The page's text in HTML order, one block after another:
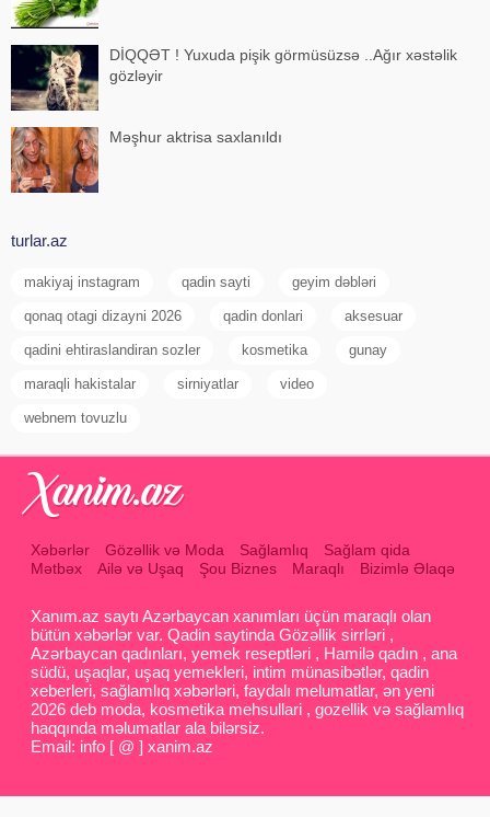
DİQQƏT ! Yuxuda pişik görmüsüzsə ..Ağır xəstəlik
gözləyir
Məşhur aktrisa saxlanıldı
turlar.az
makiyaj instagram qadin sayti geyim dəbləri
qonaq otagi dizayni 2026 qadin donlari aksesuar
qadini ehtiraslandiran sozler kosmetika gunay
maraqli hakistalar sirniyatlar video
webnem tovuzlu
Xəbərlər Gözəllik və Moda Sağlamlıq
Sağlam qida
Mətbəx
Ailə və Uşaq Şou Biznes Maraqlı Bizimlə Əlaqə
Xanım.az saytı Azərbaycan xanımları üçün maraqlı olan
bütün xəbərlər var. Qadin saytinda Gözəllik sirrləri ,
Azərbaycan qadınları, yemek reseptləri , Hamilə qadın , ana
südü, uşaqlar, uşaq yemekleri, intim münasibətlər, qadin
xeberleri, sağlamlıq xəbərləri, faydalı melumatlar, ən yeni
2026 deb moda, kosmetika mehsullari , gozellik və sağlamlıq
haqqında məlumatlar ala bilərsiz.
Email: info [ @ ] xanim.az